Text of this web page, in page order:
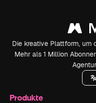
Die kreative Plattform, um
Mehr als 1 Million
Produkte